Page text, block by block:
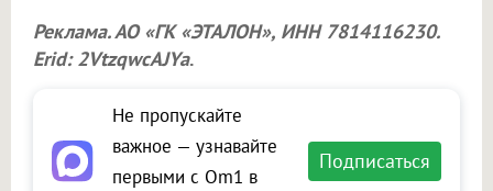
Реклама. АО «ГК «ЭТАЛОН», ИНН 7814116230.
Erid: 2VtzqwcAJYa.
Не пропускайте
важное — узнавайте
первыми с Om1 в
Подписаться